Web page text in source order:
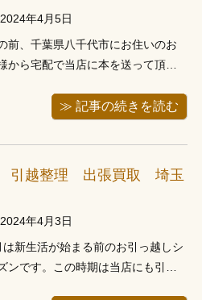
2024年4月5日
前、千葉県八千代市にお住いのお
から宅配で当店に本を送って頂き
るそうです。こちらのお客様は全体
まとめて片したくて、当店へお電
してくれたそうです。送って頂い
の中には専門書ではない本も混ざ
≫ 記事の続きを読む
引越整理 出張買取 埼玉
2024年4月3日
は新生活が始まる前のお引っ越しシ
ンです。この時期は当店にも引っ